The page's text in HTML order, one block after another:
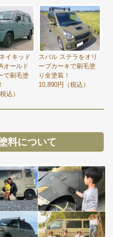
イキッド
オールド
で刷毛塗
込）
スバル ステラをオリ
ーブカーキで刷毛塗
り全塗装！
10,890円（税込）
料について